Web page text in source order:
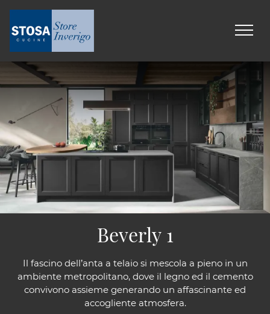
Il fascino dell’anta a telaio si mescola a pieno in un
ambiente metropolitano, dove il legno ed il cemento
convivono assieme generando un affascinante ed
accogliente atmosfera.
Beverly 1